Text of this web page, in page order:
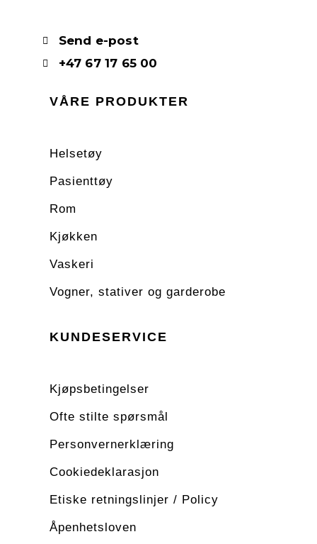
Send e-post
+47 67 17 65 00
VÅRE PRODUKTER
Helsetøy
Pasienttøy
Rom
Kjøkken
Vaskeri
Vogner, stativer og garderobe
KUNDESERVICE
Kjøpsbetingelser
Ofte stilte spørsmål
Personvernerklæring
Cookiedeklarasjon
Etiske retningslinjer / Policy
Åpenhetsloven